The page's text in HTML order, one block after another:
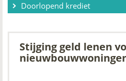
Doorlopend krediet
Stijging geld lenen